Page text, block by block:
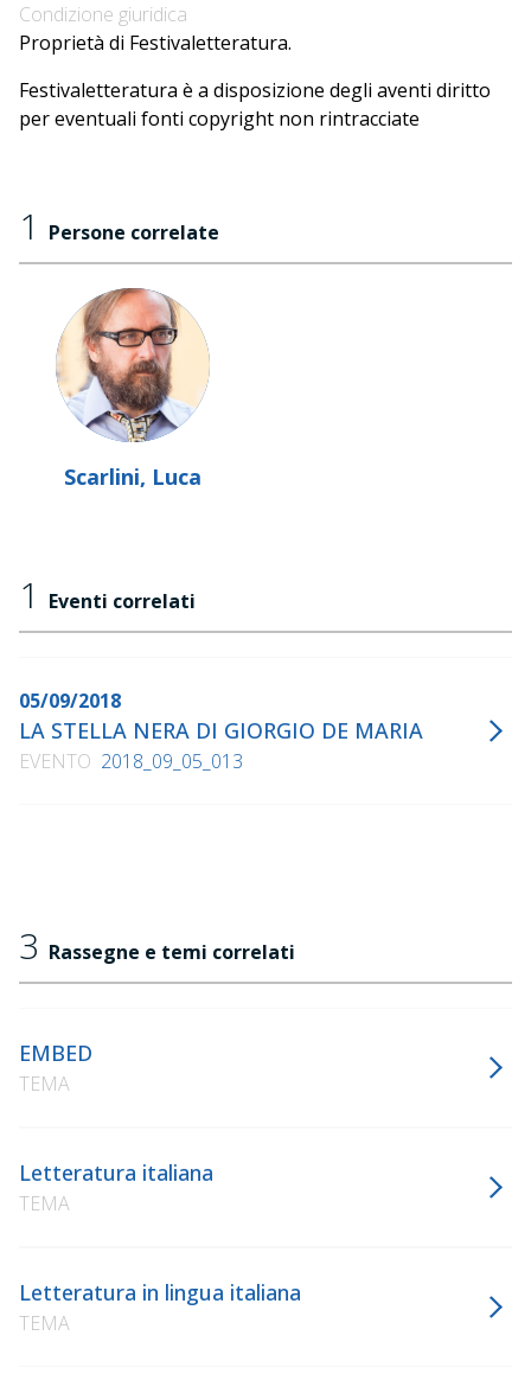
Condizione giuridica
Proprietà di Festivaletteratura.
Festivaletteratura è a disposizione degli aventi diritto
per eventuali fonti copyright non rintracciate
1 Persone correlate
Scarlini, Luca
1 Eventi correlati
05/09/2018
LA STELLA NERA DI GIORGIO DE MARIA
EVENTO 2018_09_05_013
3 Rassegne e temi correlati
EMBED
TEMA
Letteratura italiana
TEMA
Letteratura in lingua italiana
TEMA